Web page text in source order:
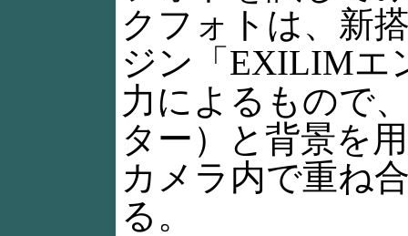
クフォトは、新
ジン「EXILIMエ
力によるもので
ター）と背景を
カメラ内で重ね
る。